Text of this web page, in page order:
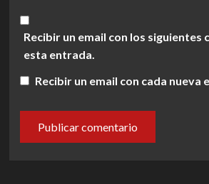
Recibir un email con los siguientes
esta entrada.
Recibir un email con cada nueva